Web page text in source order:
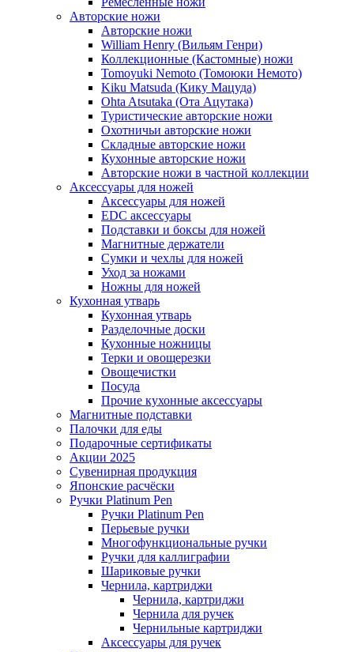
Авторские ножи
Авторские ножи
William Henry (Вильям Генри)
Коллекционные (Кастомные) ножи
Tomoyuki Nemoto (Томоюки Немото)
Kiku Matsuda (Кику Мацуда)
Ohta Atsutaka (Ота Ацутака)
Туристические авторские ножи
Охотничьи авторские ножи
Складные авторские ножи
Кухонные авторские ножи
Авторские ножи в частной коллекции
Аксессуары для ножей
Аксессуары для ножей
EDC аксессуары
Подставки и боксы для ножей
Магнитные держатели
Сумки и чехлы для ножей
Уход за ножами
Ножны для ножей
Кухонная утварь
Кухонная утварь
Разделочные доски
Кухонные ножницы
Терки и овощерезки
Овощечистки
Посуда
Прочие кухонные аксессуары
Магнитные подставки
Палочки для еды
Подарочные сертификаты
Акции 2025
Сувенирная продукция
Японские расчёски
Ручки Platinum Pen
Ручки Platinum Pen
Перьевые ручки
Многофункциональные ручки
Ручки для каллиграфии
Шариковые ручки
Чернила, картриджи
Чернила, картриджи
Чернила для ручек
Чернильные картриджи
Аксессуары для ручек